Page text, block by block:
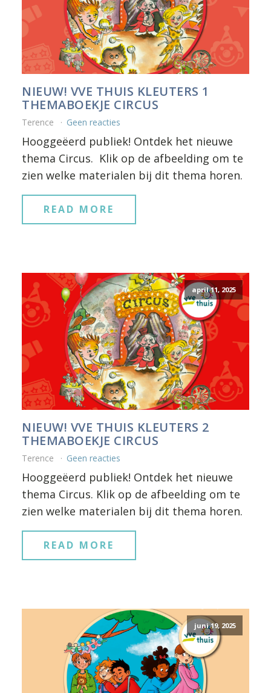
NIEUW! VVE THUIS KLEUTERS 1
THEMABOEKJE CIRCUS
Terence Geen reacties
Hooggeëerd publiek! Ontdek het nieuwe
thema Circus. Klik op de afbeelding om te
zien welke materialen bij dit thema horen.
READ MORE
april 11, 2025
NIEUW! VVE THUIS KLEUTERS 2
THEMABOEKJE CIRCUS
Terence Geen reacties
Hooggeëerd publiek! Ontdek het nieuwe
thema Circus. Klik op de afbeelding om te
zien welke materialen bij dit thema horen.
READ MORE
juni 19, 2025